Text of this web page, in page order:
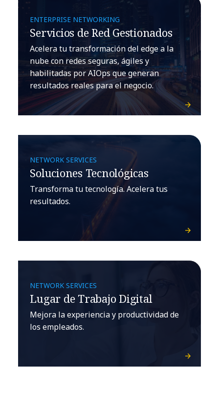
ENTERPRISE NETWORKING
Servicios de Red Gestionados
Acelera tu transformación del edge a la
nube con redes seguras, ágiles y
habilitadas por AIOps que generan
resultados reales para el negocio.
NETWORK SERVICES
Soluciones Tecnológicas
Transforma tu tecnología. Acelera tus
resultados.
NETWORK SERVICES
Lugar de Trabajo Digital
Mejora la experiencia y productividad de
los empleados.